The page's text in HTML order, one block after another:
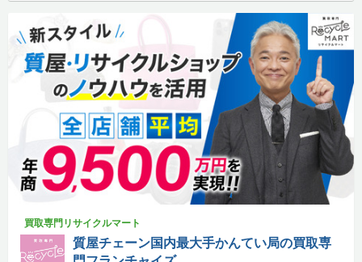
買取専門リサイクルマート
質屋チェーン国内最大手かんてい局の買取専